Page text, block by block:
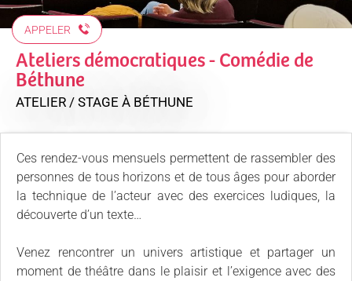
APPELER
Ateliers démocratiques - Comédie de
Béthune
ATELIER / STAGE À BÉTHUNE
Ces rendez-vous mensuels permettent de rassembler des
personnes de tous horizons et de tous âges pour aborder
la technique de l’acteur avec des exercices ludiques, la
découverte d’un texte…
Venez rencontrer un univers artistique et partager un
moment de théâtre dans le plaisir et l’exigence avec des